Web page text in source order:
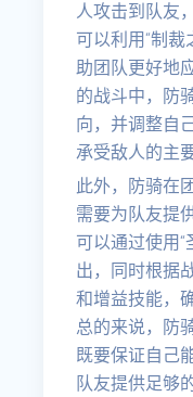
人攻击到队友
可以利用“制裁
助团队更好地
的战斗中，防
向，并调整自
承受敌人的主
此外，防骑在
需要为队友提
可以通过使用
出，同时根据
和增益技能，
总的来说，防
既要保证自己
队友提供足够